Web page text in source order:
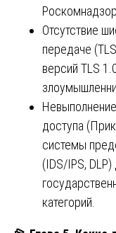
Отсутствие
передаче
версий TLS
доступа
системы
(IDS/IPS,
категорий.